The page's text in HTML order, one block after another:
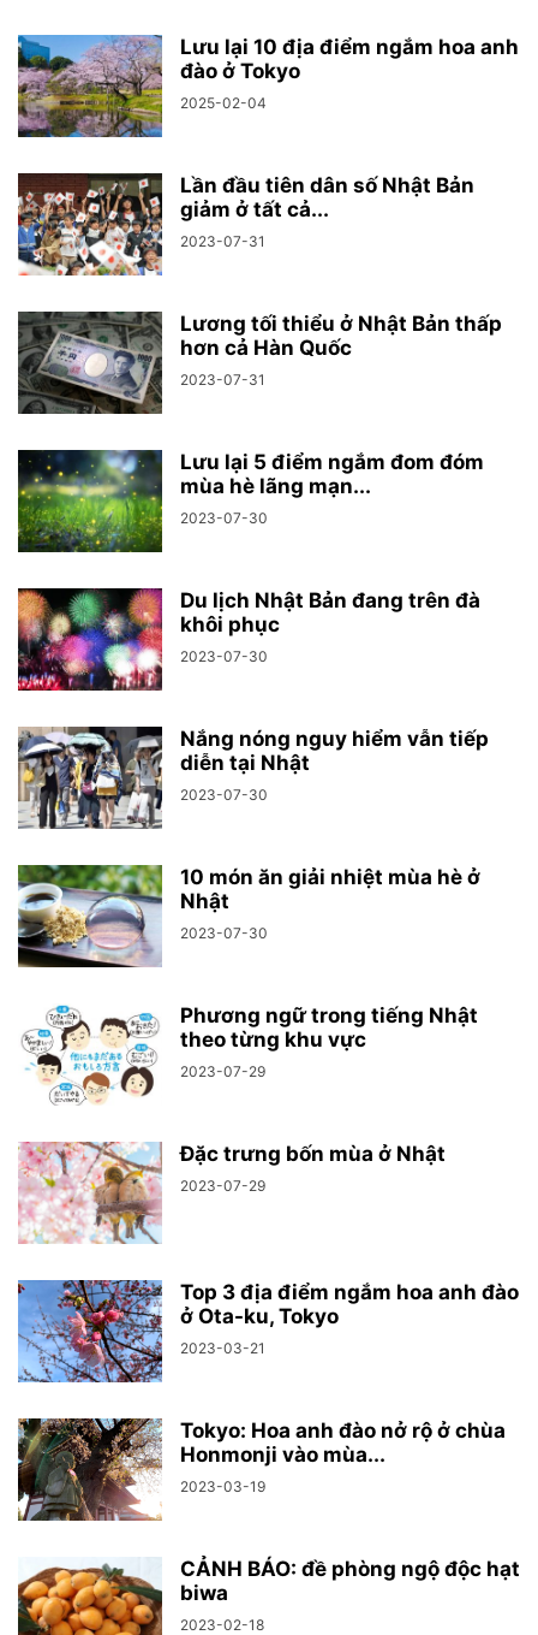
Lưu lại 10 địa điểm ngắm hoa anh
đào ở Tokyo
2025-02-04
Lần đầu tiên dân số Nhật Bản
giảm ở tất cả...
2023-07-31
Lương tối thiểu ở Nhật Bản thấp
hơn cả Hàn Quốc
2023-07-31
Lưu lại 5 điểm ngắm đom đóm
mùa hè lãng mạn...
2023-07-30
Du lịch Nhật Bản đang trên đà
khôi phục
2023-07-30
Nắng nóng nguy hiểm vẫn tiếp
diễn tại Nhật
2023-07-30
10 món ăn giải nhiệt mùa hè ở
Nhật
2023-07-30
Phương ngữ trong tiếng Nhật
theo từng khu vực
2023-07-29
Đặc trưng bốn mùa ở Nhật
2023-07-29
Top 3 địa điểm ngắm hoa anh đào
ở Ota-ku, Tokyo
2023-03-21
Tokyo: Hoa anh đào nở rộ ở chùa
Honmonji vào mùa...
2023-03-19
CẢNH BÁO: đề phòng ngộ độc hạt
biwa
2023-02-18